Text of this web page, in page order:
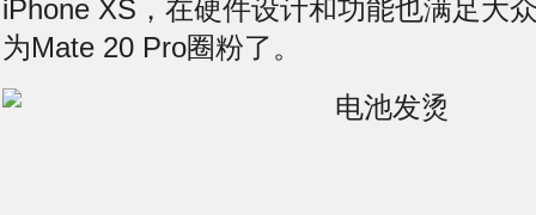
iPhone XS，在硬件设计和功能也满足大
为Mate 20 Pro圈粉了。